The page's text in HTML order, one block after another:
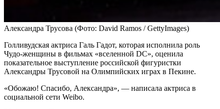
Александра Трусова (Фото: David Ramos / GettyImages)
Голливудская актриса Галь Гадот, которая исполнила роль
Чудо-женщины в фильмах «вселенной DC», оценила
показательное выступление российской фигуристки
Александры Трусовой на Олимпийских играх в Пекине.
«Обожаю! Спасибо, Александра», — написала актриса в
социальной сети Weibo.